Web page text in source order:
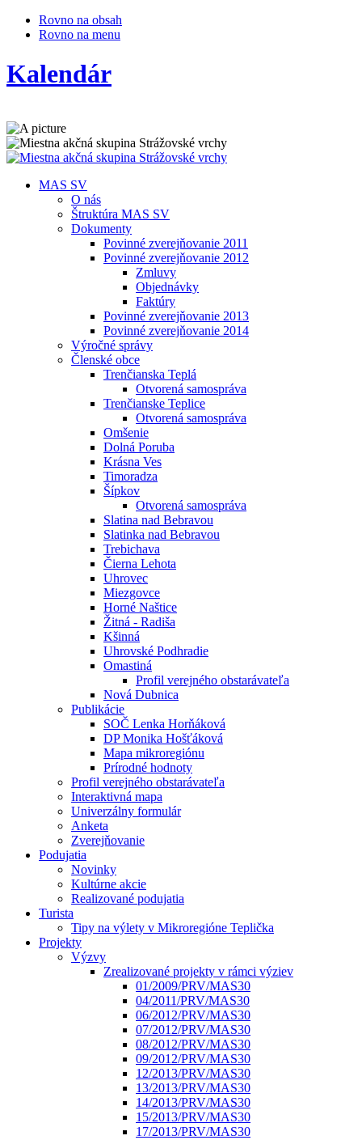
Rovno na obsah
Rovno na menu
Kalendár
MAS SV
O nás
Štruktúra MAS SV
Dokumenty
Povinné zverejňovanie 2011
Povinné zverejňovanie 2012
Zmluvy
Objednávky
Faktúry
Povinné zverejňovanie 2013
Povinné zverejňovanie 2014
Výročné správy
Členské obce
Trenčianska Teplá
Otvorená samospráva
Trenčianske Teplice
Otvorená samospráva
Omšenie
Dolná Poruba
Krásna Ves
Timoradza
Šípkov
Otvorená samospráva
Slatina nad Bebravou
Slatinka nad Bebravou
Trebichava
Čierna Lehota
Uhrovec
Miezgovce
Horné Naštice
Žitná - Radiša
Kšinná
Uhrovské Podhradie
Omastiná
Profil verejného obstarávateľa
Nová Dubnica
Publikácie
SOČ Lenka Horňáková
DP Monika Hošťáková
Mapa mikroregiónu
Prírodné hodnoty
Profil verejného obstarávateľa
Interaktivná mapa
Univerzálny formulár
Anketa
Zverejňovanie
Podujatia
Novinky
Kultúrne akcie
Realizované podujatia
Turista
Tipy na výlety v Mikroregióne Teplička
Projekty
Výzvy
Zrealizované projekty v rámci výziev
01/2009/PRV/MAS30
04/2011/PRV/MAS30
06/2012/PRV/MAS30
07/2012/PRV/MAS30
08/2012/PRV/MAS30
09/2012/PRV/MAS30
12/2013/PRV/MAS30
13/2013/PRV/MAS30
14/2013/PRV/MAS30
15/2013/PRV/MAS30
17/2013/PRV/MAS30